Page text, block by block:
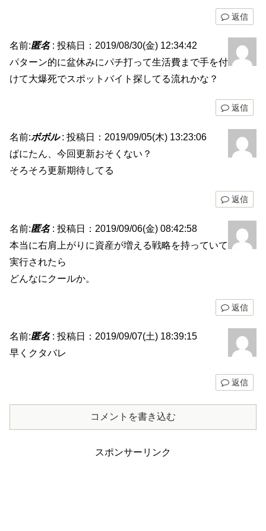
返信
名前:匿名: 投稿日：2019/08/30(金) 12:34:42
パターン的に盆休みにパチ打って生活費まで手を付
けて大爆死でスポットバイト探してる流れかな？
返信
名前:ボボル: 投稿日：2019/09/05(木) 13:23:06
ぱにたん、今回更新おそくない？
そろそろ更新期待してる
返信
名前:匿名: 投稿日：2019/09/06(金) 08:42:58
本当に右肩上がりに資産が増える戦略を持っていて
実行されたら
どんなにクールか。
返信
名前:匿名: 投稿日：2019/09/07(土) 18:39:15
早くクタバレ
返信
コメントを書き込む
スポンサーリンク